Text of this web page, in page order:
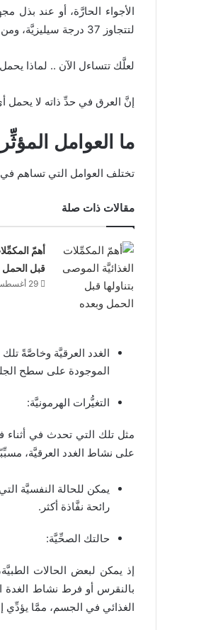
الأجواء الحارَّة، أو عند بذل
لتتجاوز 37 درجة سيليزيَّة، ومن ثمَّ يخرج العرق ليتبخَّر، وعندئذٍ تبرد حرارة الجسم عائدةً إلى وضعها الطبيعي.
لعلَّك تتساءل الآن .. لماذا
إنَّ العرق في حدِّ ذاته لا يحمل
ما العوامل
تختلف العوامل التي تساهم
مقالات ذات صلة
أهمّ
قبل الحمل
29 أغسطس، 2023
الغدد العرقيَّة وخاصَّةً
الموجودة على سطح
التغيُّرات الهرمونيَّة:
مثل تلك التي تحدث في أثناء
على نشاط الغدد العرقيَّة،
يمكن للحالة النفسيَّة
رائحة نفَّاذة أكثر.
حالتك الصحِّيَّة:
إذ يمكن لبعض الحالات
بالنقرس أو فرط نشاط الغدة
الغذائي في الجسم، ممَّا يؤدِّي